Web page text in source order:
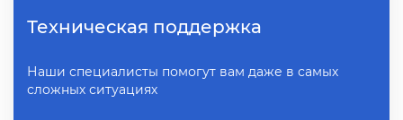
Техническая поддержка
Наши специалисты помогут вам даже в самых
сложных ситуациях